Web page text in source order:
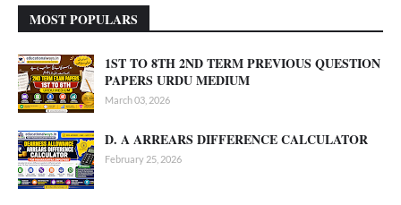
MOST POPULARS
1ST TO 8TH 2ND TERM PREVIOUS QUESTION
PAPERS URDU MEDIUM
March 03, 2026
D. A ARREARS DIFFERENCE CALCULATOR
February 25, 2026